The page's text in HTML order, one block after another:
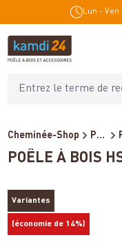
principal Lun - Ven
Cheminée-Shop Poêles et cheminées
POÊLE À BOIS
Variantes
(économie de 14%)
%